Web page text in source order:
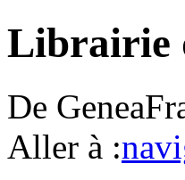
Librairie
De
Aller à :